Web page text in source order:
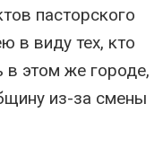
пасторского
в виду тех, кто
в этом же городе,
из-за смены